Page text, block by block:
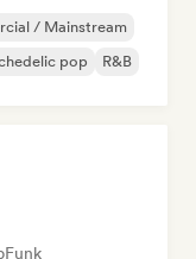
/ Mainstream
pop R&B
Funk